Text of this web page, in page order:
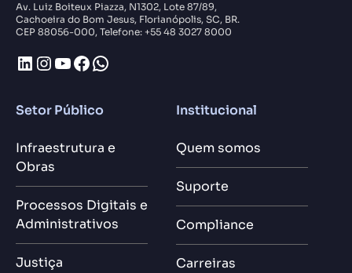
Av. Luiz Boiteux Piazza, N1302, Lote 87/89,
Cachoeira do Bom Jesus, Florianópolis, SC, BR.
CEP 88056-000, Telefone: +55 48 3027 8000
LinkedIn
Instagram
Youtube
Facebook
WhatsApp
Setor Público
Infraestrutura e
Obras
Processos Digitais e
Administrativos
Justiça
Institucional
Quem somos
Suporte
Compliance
Carreiras